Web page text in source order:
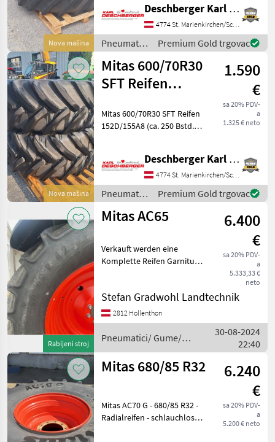
Nova mašina
bočnim stijenkama -
omogućuje nizak tlak u
gumama unatoč viso
Deschberger Karl Landtechnik GesmbH & Co KG
4774 St. Marienkirchen/Schärding
Pneumatici/
Gume/
Naplatci /
Mitas
Premium Gold trgovac
Nova mašina
Mitas 600/70R30
SFT Reifen
Reifen
1.590
€
sa 20% PDV-
a
1.325 € neto
Mitas 600/70R30 SFT Reifen
152D/155A8 (ca. 250 Bstd.)
Seitenwänden - ermöglicht
niedrige Reifenfülldrücke
trotz hoher Tr
Deschberger Karl Landtechnik GesmbH & Co KG
4774 St. Marienkirchen/Schärding
Pneumatici/
Gume/
Naplatci /
Premium Gold trgovac
Rabljeni stroj
Mitas AC65
6.400
€
sa 20% PDV-
a
5.333,33 €
neto
Verkauft werden eine
Komplette Reifen Garnitur
650/65R42 hinten und
Vorne 540/65R30 Mitas
AC65 Tip stroja: Traktori,
Inde
Stefan Gradwohl Landtechnik
2812 Hollenthon
Pneumatici/ Gume/
Naplatci / Mitas
30-08-2024
22:40
Mitas 680/85 R32
6.240
€
sa 20% PDV-
a
5.200 € neto
Mitas AC70 G - 680/85 R32 -
Radialreifen - schlauchlos =